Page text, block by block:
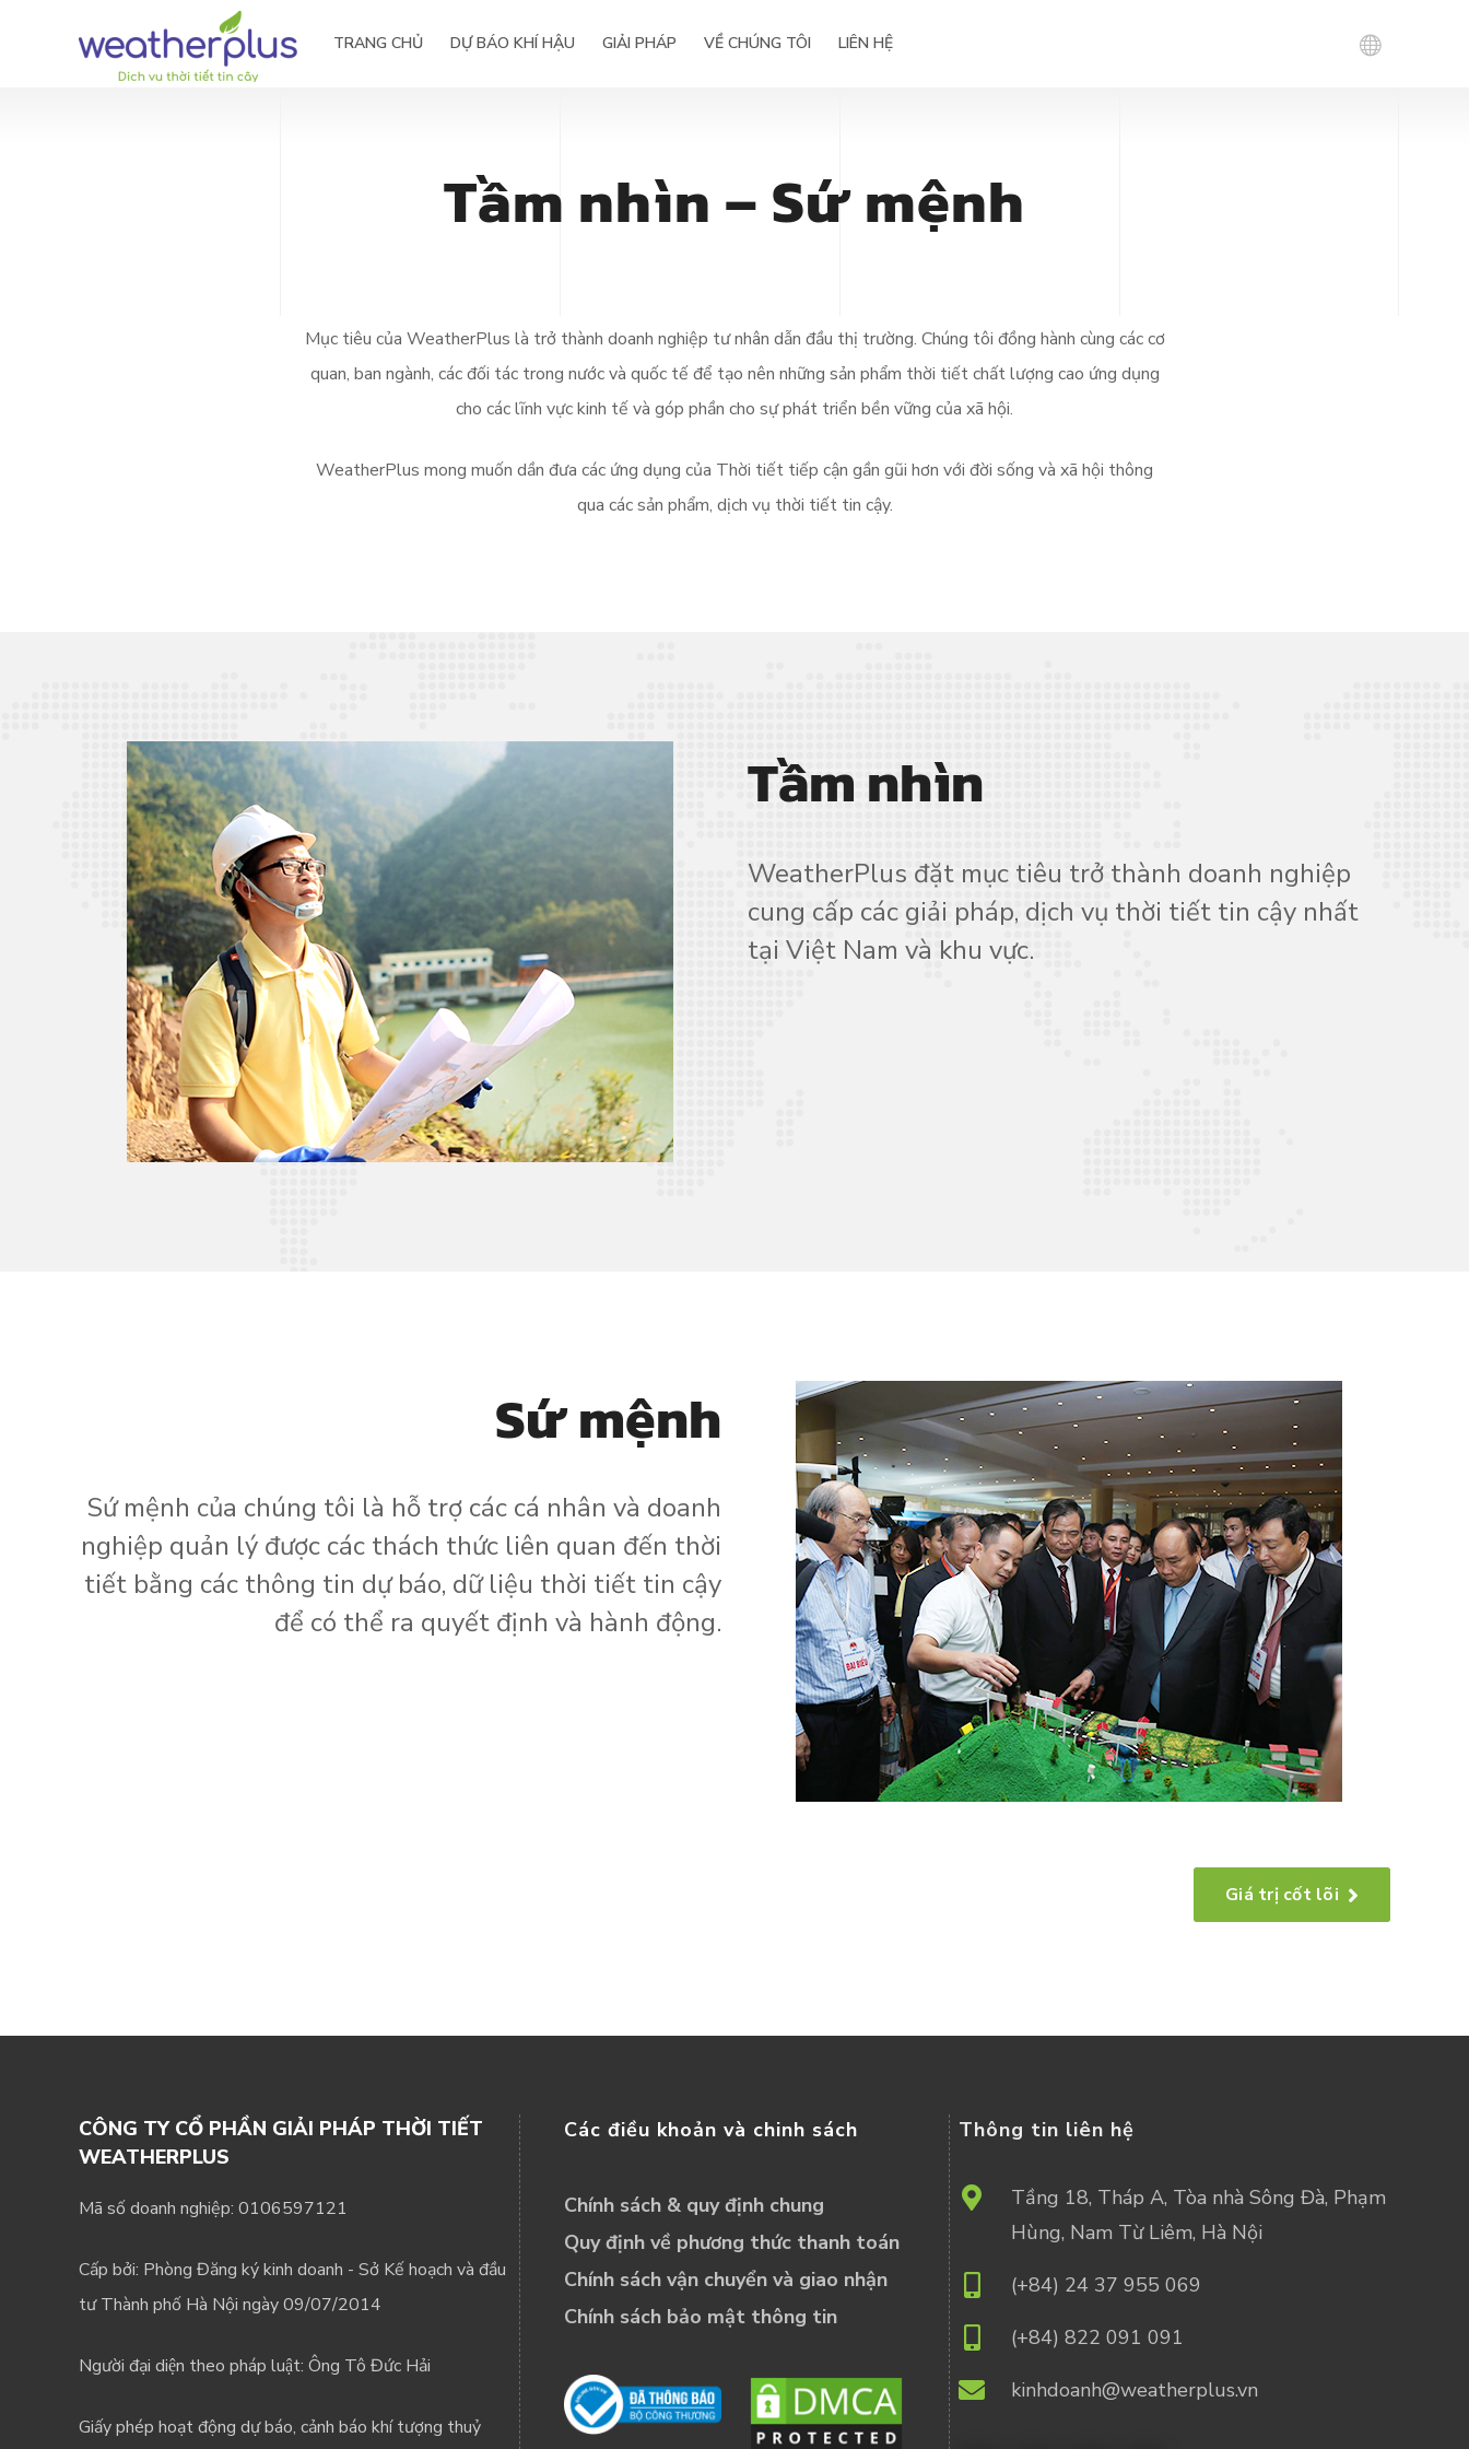
TRANG CHỦ DỰ BÁO KHÍ HẬU GIẢI PHÁP VỀ CHÚNG TÔI
Nông nghiệp
Thủy điện
Báo chí viết về chúng tôi
Life@WeatherPlus
LIÊN HỆ
Tầm nhìn – Sứ mệnh
Mục tiêu của WeatherPlus là trở thành doanh nghiệp tư nhân dẫn đầu thị trường. Chúng tôi đồng hành cùng các cơ
quan, ban ngành, các đối tác trong nước và quốc tế để tạo nên những sản phẩm thời tiết chất lượng cao ứng dụng
cho các lĩnh vực kinh tế và góp phần cho sự phát triển bền vững của xã hội.
WeatherPlus mong muốn dần đưa các ứng dụng của Thời tiết tiếp cận gần gũi hơn với đời sống và xã hội thông
qua các sản phẩm, dịch vụ thời tiết tin cậy.
Tầm nhìn
WeatherPlus đặt mục tiêu trở thành doanh nghiệp
cung cấp các giải pháp, dịch vụ thời tiết tin cậy nhất
tại Việt Nam và khu vực.
Sứ mệnh
Sứ mệnh của chúng tôi là hỗ trợ các cá nhân và doanh
nghiệp quản lý được các thách thức liên quan đến thời
tiết bằng các thông tin dự báo, dữ liệu thời tiết tin cậy
để có thể ra quyết định và hành động.
Giá trị cốt lõi
CÔNG TY CỔ PHẦN GIẢI PHÁP THỜI TIẾT
WEATHERPLUS
Mã số doanh nghiệp: 0106597121
Cấp bởi: Phòng Đăng ký kinh doanh - Sở Kế hoạch và đầu
tư Thành phố Hà Nội ngày 09/07/2014
Người đại diện theo pháp luật: Ông Tô Đức Hải
Giấy phép hoạt động dự báo, cảnh báo khí tượng thuỷ
Các điều khoản và chinh sách
Chính sách & quy định chung
Quy định về phương thức thanh toán
Chính sách vận chuyển và giao nhận
Chính sách bảo mật thông tin
Thông tin liên hệ
Tầng 18, Tháp A, Tòa nhà Sông Đà, Phạm
Hùng, Nam Từ Liêm, Hà Nội
(+84) 24 37 955 069
(+84) 822 091 091
kinhdoanh@weatherplus.vn